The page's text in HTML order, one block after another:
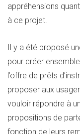
appréhensions
à ce projet.
Il y a été proposé
pour créer
l’offre de prêts
proposer aux
vouloir répondre à
propositions de
fonction de leurs